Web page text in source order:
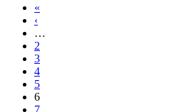
«
‹
…
2
3
4
5
6
7